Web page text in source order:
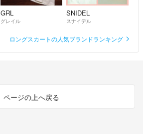
GRL
グレイル
SNIDEL
スナイデル
ロングスカートの人気ブランドランキング
ページの上へ戻る